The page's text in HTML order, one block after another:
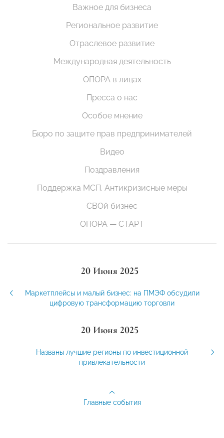
Важное для бизнеса
Региональное развитие
Отраслевое развитие
Международная деятельность
ОПОРА в лицах
Пресса о нас
Особое мнение
Бюро по защите прав предпринимателей
Видео
Поздравления
Поддержка МСП. Антикризисные меры
СВОй бизнес
ОПОРА — СТАРТ
20 Июня 2025
Маркетплейсы и малый бизнес: на ПМЭФ обсудили
цифровую трансформацию торговли
20 Июня 2025
Названы лучшие регионы по инвестиционной
привлекательности
Главные события